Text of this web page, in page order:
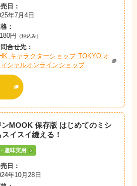
日：
年7月4日
：
円
（税込み）
合せ先：
キャラクターショップ TOKYO オ
シャルオンラインショップ
MOOK 保存版 はじめてのミシ
イスイ縫える！
趣味実用
日：
年10月28日